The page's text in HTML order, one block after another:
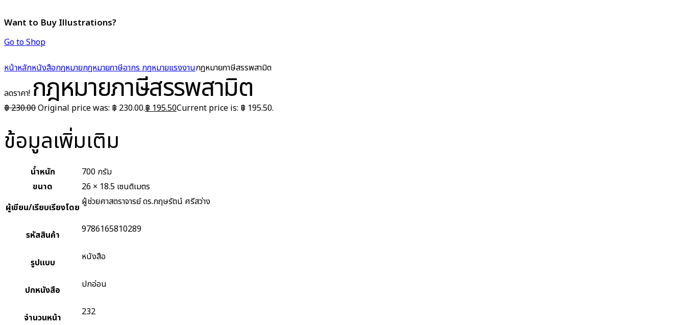
Want to Buy Illustrations?
Go to Shop
หน้าหลักหนังสือกฎหมายกฎหมายภาษีอากร กฎหมายแรงงานกฎหมายภาษีสรรพสามิต
ลดราคา! กฎหมายภาษีสรรพสามิต
฿230.00Original price was: ฿ 230.00.฿ 195.50Current price is: ฿ 195.50.
ข้อมูลเพิ่มเติม
น้ำหนัก
700 กรัม
ขนาด
26 × 18.5 เซนติเมตร
ผู้เขียน/เรียบเรียงโดย ผู้ช่วยศาสตราจารย์ ดร.กฤษรัตน์ ศรีสว่าง
รหัสสินค้า 9786165810289
รูปแบบ หนังสือ
ปกหนังสือ ปกอ่อน
จำนวนหน้า 232